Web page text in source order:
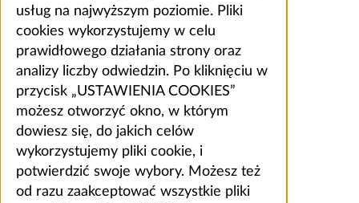
usług na najwyższym poziomie. Pliki
cookies wykorzystujemy w celu
prawidłowego działania strony oraz
analizy liczby odwiedzin. Po kliknięciu w
przycisk „USTAWIENIA COOKIES”
możesz otworzyć okno, w którym
dowiesz się, do jakich celów
wykorzystujemy pliki cookie, i
potwierdzić swoje wybory. Możesz też
od razu zaakceptować wszystkie pliki